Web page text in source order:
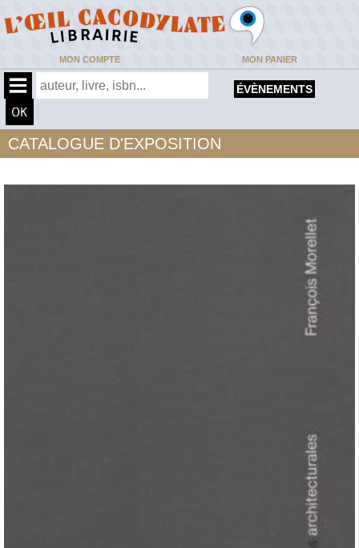
MON COMPTE MON PANIER
ÉVÈNEMENTS
CATALOGUE D'EXPOSITION